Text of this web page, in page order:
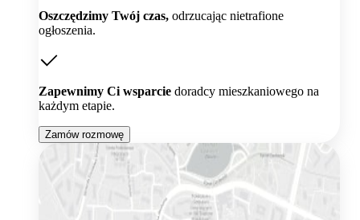
Oszczędzimy Twój czas, odrzucając nietrafione
ogłoszenia.
Zapewnimy Ci wsparcie doradcy mieszkaniowego na
każdym etapie.
Zamów rozmowę